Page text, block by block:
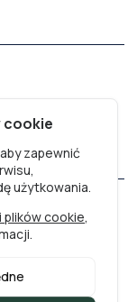
cookie
zapewnić
użytkowania.
plików cookie,